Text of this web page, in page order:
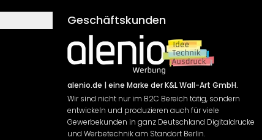
Geschäftskunden
alenio.de | eine Marke der K&L Wall-Art GmbH.
Wir sind nicht nur im B2C Bereich tätig, sondern
entwickeln und produzieren auch für viele
Gewerbekunden in ganz Deutschland Digitaldrucke
und Werbetechnik am Standort Berlin.